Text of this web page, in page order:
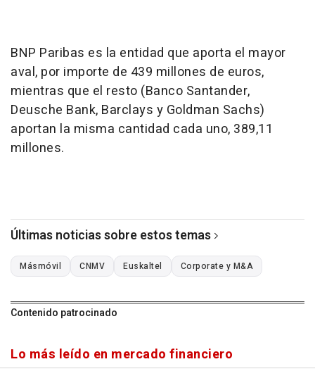
BNP Paribas es la entidad que aporta el mayor
aval, por importe de 439 millones de euros,
mientras que el resto (Banco Santander,
Deusche Bank, Barclays y Goldman Sachs)
aportan la misma cantidad cada uno, 389,11
millones.
Últimas noticias sobre estos temas
Másmóvil CNMV Euskaltel Corporate y M&A
Contenido patrocinado
Lo más leído en mercado financiero